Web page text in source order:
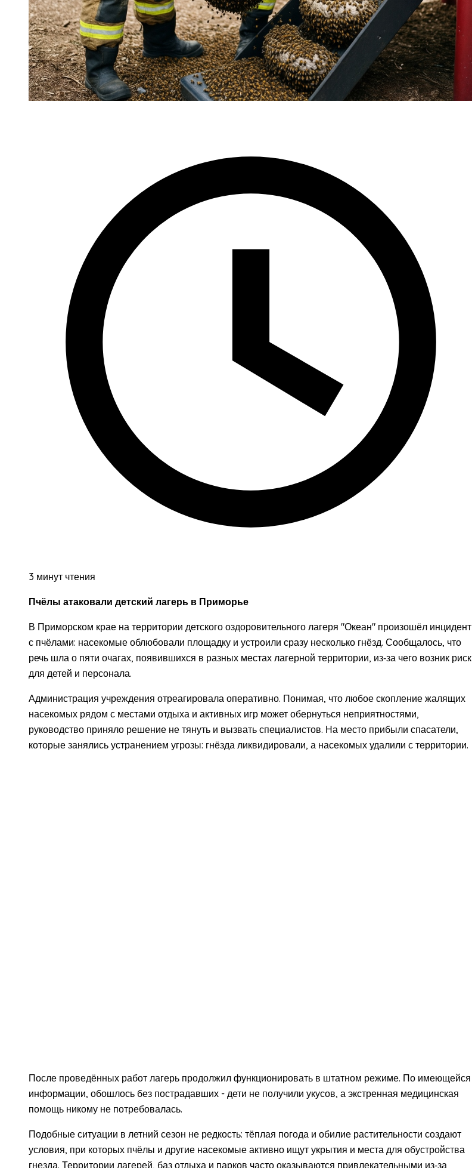
3 минут чтения
Пчёлы атаковали детский лагерь в Приморье
В Приморском крае на территории детского оздоровительного лагеря "Океан" произошёл инцидент
с пчёлами: насекомые облюбовали площадку и устроили сразу несколько гнёзд. Сообщалось, что
речь шла о пяти очагах, появившихся в разных местах лагерной территории, из‑за чего возник риск
для детей и персонала.
Администрация учреждения отреагировала оперативно. Понимая, что любое скопление жалящих
насекомых рядом с местами отдыха и активных игр может обернуться неприятностями,
руководство приняло решение не тянуть и вызвать специалистов. На место прибыли спасатели,
которые занялись устранением угрозы: гнёзда ликвидировали, а насекомых удалили с территории.
После проведённых работ лагерь продолжил функционировать в штатном режиме. По имеющейся
информации, обошлось без пострадавших - дети не получили укусов, а экстренная медицинская
помощь никому не потребовалась.
Подобные ситуации в летний сезон не редкость: тёплая погода и обилие растительности создают
условия, при которых пчёлы и другие насекомые активно ищут укрытия и места для обустройства
гнезда. Территории лагерей, баз отдыха и парков часто оказываются привлекательными из‑за